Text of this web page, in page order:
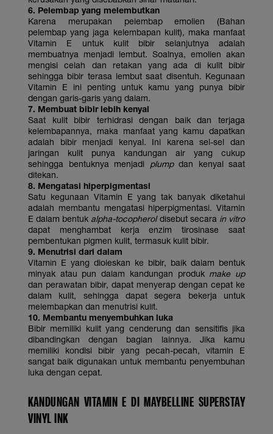
6. Pelembap yang melembutkan
Karena merupakan pelembap emolien (Bahan
pelembap yang jaga kelembapan kulit), maka manfaat
Vitamin E untuk kulit bibir selanjutnya adalah
membuatnya menjadi lembut. Soalnya, emolien akan
mengisi celah dan retakan yang ada di kulit bibir
sehingga bibir terasa lembut saat disentuh. Kegunaan
Vitamin E ini penting untuk kamu yang punya bibir
dengan garis-garis yang dalam.
7. Membuat bibir lebih kenyal
Saat kulit bibir terhidrasi dengan baik dan terjaga
kelembapannya, maka manfaat yang kamu dapatkan
adalah bibir menjadi kenyal. Ini karena sel-sel dan
jaringan kulit punya kandungan air yang cukup
sehingga bentuknya menjadi plumpdan kenyal saat
ditekan.
8. Mengatasi hiperpigmentasi
Satu kegunaan Vitamin E yang tak banyak diketahui
adalah membantu mengatasi hiperpigmentasi. Vitamin
E dalam bentuk alpha-tocopheroldisebut secara in vitro
dapat menghambat kerja enzim tirosinase saat
pembentukan pigmen kulit, termasuk kulit bibir.
9. Menutrisi dari dalam
Vitamin E yang dioleskan ke bibir, baik dalam bentuk
minyak atau pun dalam kandungan produk make up
dan perawatan bibir, dapat menyerap dengan cepat ke
dalam kulit, sehingga dapat segera bekerja untuk
melembapkan dan menutrisi kulit.
10. Membantu menyembuhkan luka
Bibir memiliki kulit yang cenderung dan sensitifis jika
dibandingkan dengan bagian lainnya. Jika kamu
memiliki kondisi bibir yang pecah-pecah, vitamin E
sangat baik digunakan untuk membantu penyembuhan
luka dengan cepat.
KANDUNGAN VITAMIN E DI MAYBELLINE SUPERSTAY
VINYL INK